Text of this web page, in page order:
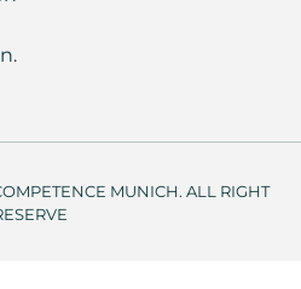
MUNICH. ALL RIGHT